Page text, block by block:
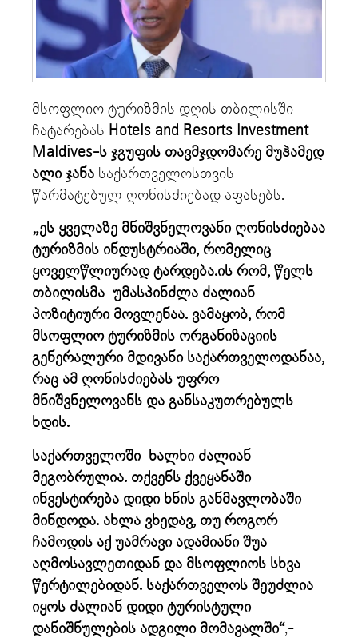
მსოფლიო ტურიზმის დღის თბილისში
ჩატარებას Hotels and Resorts Investment
Maldives-ს ჯგუფის თავმჯდომარე მუჰამედ
ალი ჯანა საქართველოსთვის
წარმატებულ ღონისძიებად აფასებს.
„ეს ყველაზე მნიშვნელოვანი ღონისძიებაა
ტურიზმის ინდუსტრიაში, რომელიც
ყოველწლიურად ტარდება.ის რომ, წელს
თბილისმა უმასპინძლა ძალიან
პოზიტიური მოვლენაა. ვამაყობ, რომ
მსოფლიო ტურიზმის ორგანიზაციის
გენერალური მდივანი საქართველოდანაა,
რაც ამ ღონისძიებას უფრო
მნიშვნელოვანს და განსაკუთრებულს
ხდის.
საქართველოში ხალხი ძალიან
მეგობრულია. თქვენს ქვეყანაში
ინვესტირება დიდი ხნის განმავლობაში
მინდოდა. ახლა ვხედავ, თუ როგორ
ჩამოდის აქ უამრავი ადამიანი შუა
აღმოსავლეთიდან და მსოფლიოს სხვა
წერტილებიდან. საქართველოს შეუძლია
იყოს ძალიან დიდი ტურისტული
დანიშნულების ადგილი მომავალში“,-